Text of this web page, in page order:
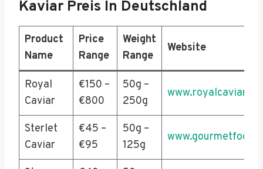
Kaviar Preis In Deutschland
Product
Name
Price
Range
Weight
Range
Website
Royal
Caviar
€150 –
€800
50g –
250g
www.royalcaviar.de
Sterlet
Caviar
€45 –
€95
50g –
125g